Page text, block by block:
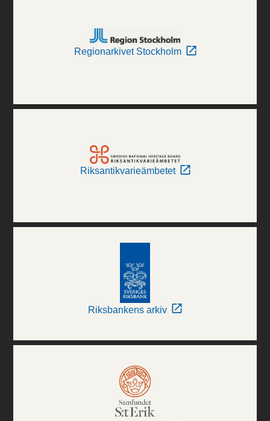
Regionarkivet Stockholm
Riksantikvarieämbetet
Riksbankens arkiv